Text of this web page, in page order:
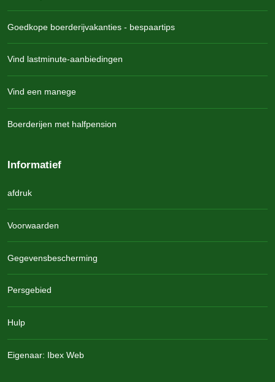
Goedkope boerderijvakanties - bespaartips
Vind lastminute-aanbiedingen
Vind een manege
Boerderijen met halfpension
Informatief
afdruk
Voorwaarden
Gegevensbescherming
Persgebied
Hulp
Eigenaar: Ibex Web